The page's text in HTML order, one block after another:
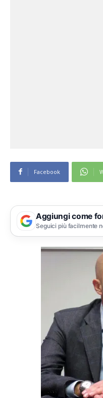
Facebook
Aggiungi come
Seguici più facilmente